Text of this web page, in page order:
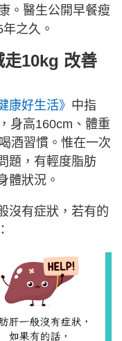
。醫生公開早餐瘦
之久。
走10kg 改善
康好生活》 中指
身高160cm、體重
酒習慣。惟在一次
題，有輕度脂肪
體狀況。
沒有症狀，若有的